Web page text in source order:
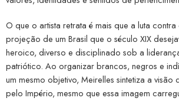
O que o artista retrata é mais que a luta
projeção de um Brasil que o século XIX
heroico, diverso e disciplinado sob a
patriótico. Ao organizar brancos, negros e
um mesmo objetivo, Meirelles sintetiza a
pelo Império, mesmo que essa imagem